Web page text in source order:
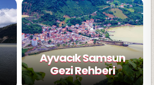
Ayvacık Samsun
Gezi Rehberi